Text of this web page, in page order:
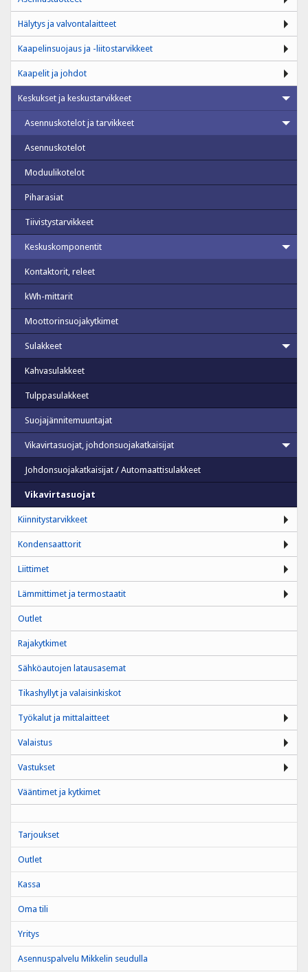
Hälytys ja valvontalaitteet
Kaapelinsuojaus ja -liitostarvikkeet
Kaapelit ja johdot
Keskukset ja keskustarvikkeet
Asennuskotelot ja tarvikkeet
Asennuskotelot
Moduulikotelot
Piharasiat
Tiivistystarvikkeet
Keskuskomponentit
Kontaktorit, releet
kWh-mittarit
Moottorinsuojakytkimet
Sulakkeet
Kahvasulakkeet
Tulppasulakkeet
Suojajännitemuuntajat
Vikavirtasuojat, johdonsuojakatkaisijat
Johdonsuojakatkaisijat / Automaattisulakkeet
Vikavirtasuojat
Kiinnitystarvikkeet
Kondensaattorit
Liittimet
Lämmittimet ja termostaatit
Outlet
Rajakytkimet
Sähköautojen latausasemat
Tikashyllyt ja valaisinkiskot
Työkalut ja mittalaitteet
Valaistus
Vastukset
Vääntimet ja kytkimet
Tarjoukset
Outlet
Kassa
Oma tili
Yritys
Asennuspalvelu Mikkelin seudulla